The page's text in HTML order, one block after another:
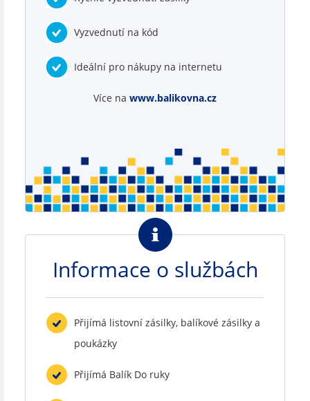
Vyzvednutí na kód
Ideální pro nákupy na internetu
Více na www.balikovna.cz
Informace o službách
Přijímá listovní zásilky, balíkové zásilky a
poukázky
Přijímá Balík Do ruky